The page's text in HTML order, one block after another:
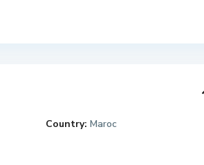
Country: Maroc